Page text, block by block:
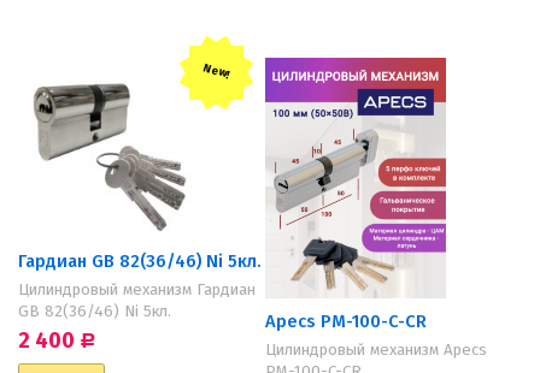
New!
Гардиан GB 82(36/46) Ni 5кл.
Цилиндровый механизм Гардиан
GB 82(36/46) Ni 5кл.
2 400 Р
Apecs PM-100-C-CR
Цилиндровый механизм Apecs